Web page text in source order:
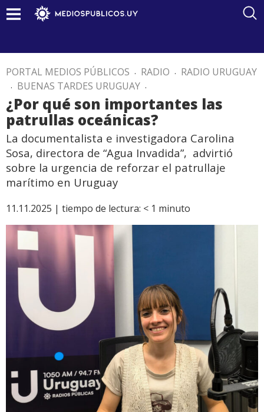
PORTAL MEDIOS PÚBLICOS . RADIO . RADIO URUGUAY
. BUENAS TARDES URUGUAY .
¿Por qué son importantes las
patrullas oceánicas?
La documentalista e investigadora Carolina
Sosa, directora de “Agua Invadida”, advirtió
sobre la urgencia de reforzar el patrullaje
marítimo en Uruguay
11.11.2025 | tiempo de lectura: < 1 minuto